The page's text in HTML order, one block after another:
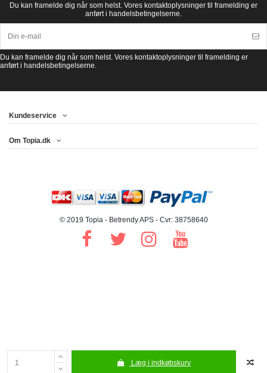
Læg i indkøbskurv
Du kan framelde dig når som helst. Vores kontaktoplysninger til framelding er
anført i handelsbetingelserne.
Du kan framelde dig når som helst. Vores kontaktoplysninger til framelding er
anført i handelsbetingelserne.
Kundeservice
Om Topia.dk
© 2019 Topia - Betrendy APS - Cvr: 38758640